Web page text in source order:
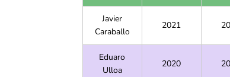
Javier
Caraballo
2021
Eduaro
Ulloa
2020